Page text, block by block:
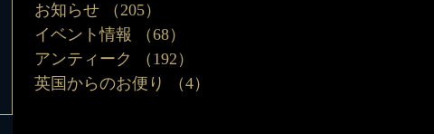
お知らせ
（205）
イベント情報
（68）
アンティーク
（192）
英国からのお便り
（4）